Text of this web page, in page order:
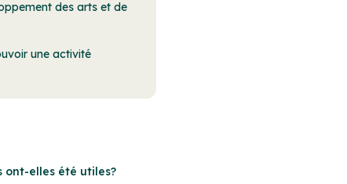
des arts et de
une activité
ont-elles été utiles?